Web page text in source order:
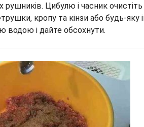
рушників. Цибулю і часник очистіть
кропу та кінзи або будь-яку
водою і дайте обсохнути.